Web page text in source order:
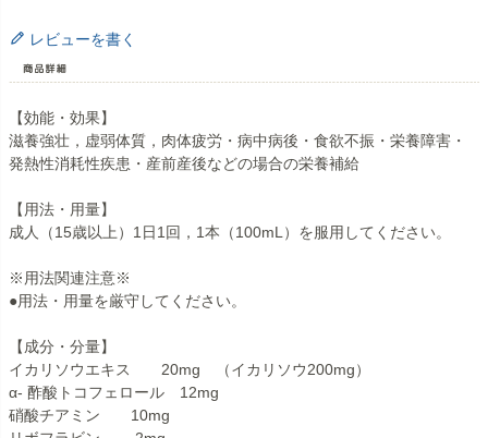
レビューを書く
【効能・効果】
滋養強壮，虚弱体質，肉体疲労・病中病後・食欲不振・栄養障害・
発熱性消耗性疾患・産前産後などの場合の栄養補給
【用法・用量】
成人（15歳以上）1日1回，1本（100mL）を服用してください。
※用法関連注意※
●用法・用量を厳守してください。
【成分・分量】
イカリソウエキス 20mg （イカリソウ200mg）
α- 酢酸トコフェロール 12mg
硝酸チアミン 10mg